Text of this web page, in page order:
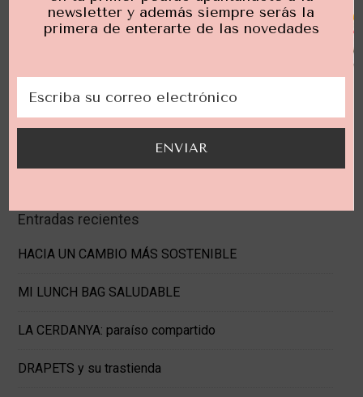
últimos post
Entradas recientes
HACIA UN CAMBIO MÁS SOSTENIBLE
MI LUNCH BAG SALUDABLE
LA CERDANYA: paraíso compartido
DRAPETS y su trastienda
ENVIAR
newsletter y además siempre serás la
primera de enterarte de las novedades